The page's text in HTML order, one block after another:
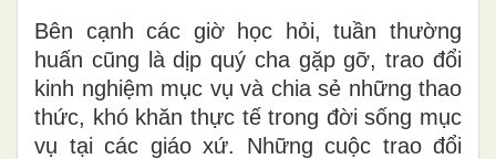
Bên cạnh các giờ học hỏi, tuần thường
huấn cũng là dịp quý cha gặp gỡ, trao đổi
kinh nghiệm mục vụ và chia sẻ những thao
thức, khó khăn thực tế trong đời sống mục
vụ tại các giáo xứ. Những cuộc trao đổi